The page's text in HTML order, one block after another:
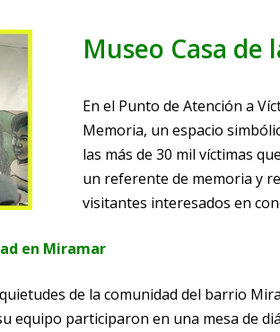
Museo Casa de
En el Punto de Atención a
Memoria, un espacio
las más de 30 mil víctimas
un referente de memoria y
visitantes interesados en
en Miramar
de la comunidad del barrio
equipo participaron en una mesa de